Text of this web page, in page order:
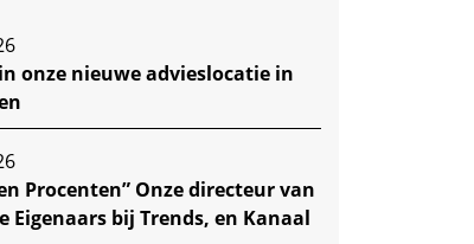
onze nieuwe advieslocatie in
Procenten” Onze directeur van
Eigenaars bij Trends, en Kanaal